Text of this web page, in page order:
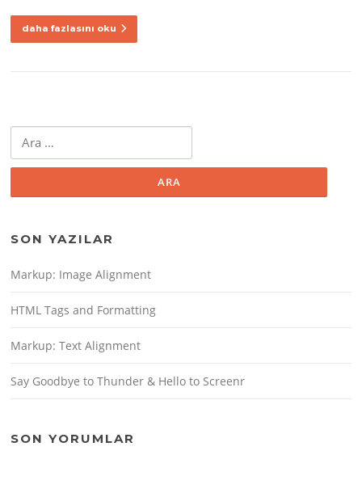
daha fazlasını oku
SON YAZILAR
Markup: Image Alignment
HTML Tags and Formatting
Markup: Text Alignment
Say Goodbye to Thunder & Hello to Screenr
SON YORUMLAR